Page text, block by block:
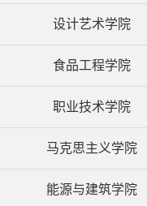
设计艺术学院
食品工程学院
职业技术学院
马克思主义学院
能源与建筑学院